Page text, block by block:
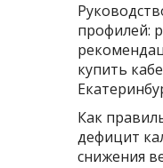
профилей:
купить
Как
дефицит
снижения